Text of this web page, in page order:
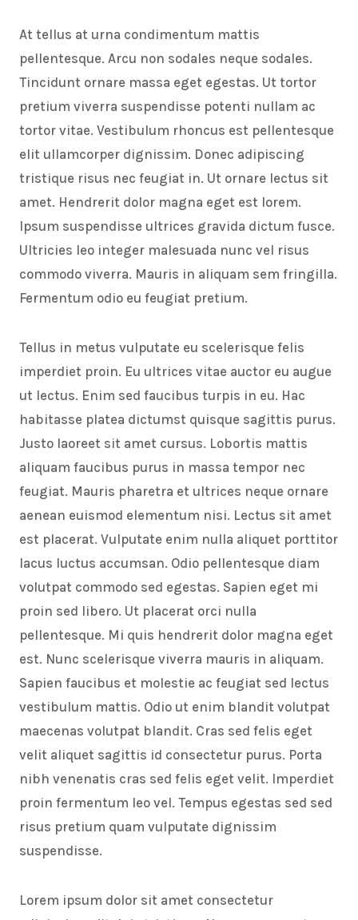
At tellus at urna condimentum mattis
pellentesque. Arcu non sodales neque sodales.
Tincidunt ornare massa eget egestas. Ut tortor
pretium viverra suspendisse potenti nullam ac
tortor vitae. Vestibulum rhoncus est pellentesque
elit ullamcorper dignissim. Donec adipiscing
tristique risus nec feugiat in. Ut ornare lectus sit
amet. Hendrerit dolor magna eget est lorem.
Ipsum suspendisse ultrices gravida dictum fusce.
Ultricies leo integer malesuada nunc vel risus
commodo viverra. Mauris in aliquam sem fringilla.
Fermentum odio eu feugiat pretium.
Tellus in metus vulputate eu scelerisque felis
imperdiet proin. Eu ultrices vitae auctor eu augue
ut lectus. Enim sed faucibus turpis in eu. Hac
habitasse platea dictumst quisque sagittis purus.
Justo laoreet sit amet cursus. Lobortis mattis
aliquam faucibus purus in massa tempor nec
feugiat. Mauris pharetra et ultrices neque ornare
aenean euismod elementum nisi. Lectus sit amet
est placerat. Vulputate enim nulla aliquet porttitor
lacus luctus accumsan. Odio pellentesque diam
volutpat commodo sed egestas. Sapien eget mi
proin sed libero. Ut placerat orci nulla
pellentesque. Mi quis hendrerit dolor magna eget
est. Nunc scelerisque viverra mauris in aliquam.
Sapien faucibus et molestie ac feugiat sed lectus
vestibulum mattis. Odio ut enim blandit volutpat
maecenas volutpat blandit. Cras sed felis eget
velit aliquet sagittis id consectetur purus. Porta
nibh venenatis cras sed felis eget velit. Imperdiet
proin fermentum leo vel. Tempus egestas sed sed
risus pretium quam vulputate dignissim
suspendisse.
Lorem ipsum dolor sit amet consectetur